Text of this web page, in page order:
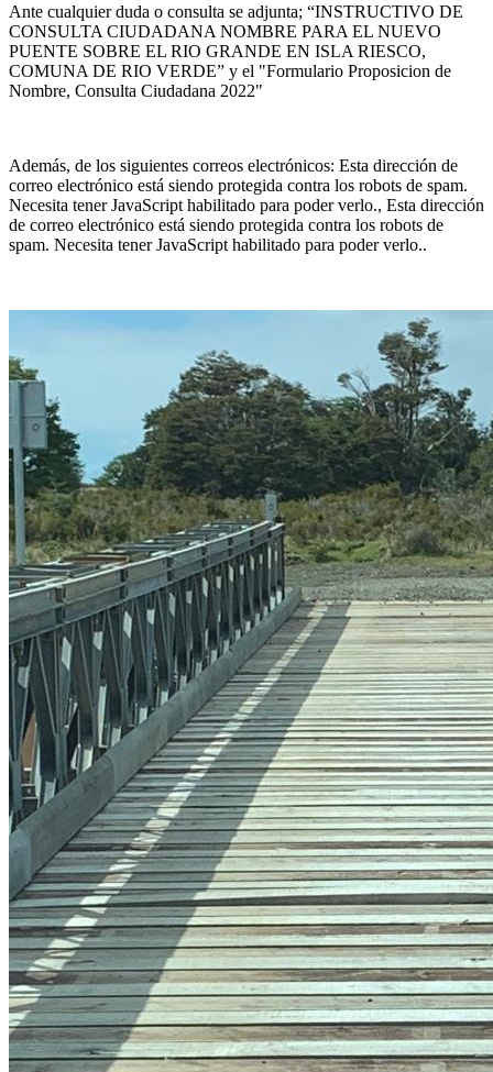
Ante cualquier duda o consulta se adjunta; “INSTRUCTIVO DE
CONSULTA CIUDADANA NOMBRE PARA EL NUEVO
PUENTE SOBRE EL RIO GRANDE EN ISLA RIESCO,
COMUNA DE RIO VERDE” y el "Formulario Proposicion de
Nombre, Consulta Ciudadana 2022"
Además, de los siguientes correos electrónicos: Esta dirección de
correo electrónico está siendo protegida contra los robots de spam.
Necesita tener JavaScript habilitado para poder verlo., Esta dirección
de correo electrónico está siendo protegida contra los robots de
spam. Necesita tener JavaScript habilitado para poder verlo..